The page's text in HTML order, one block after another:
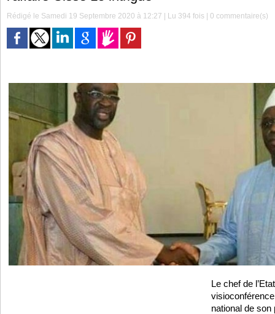
Rédigé le Samedi 19 Septembre 2020 à 12:27 | Lu 394 fois |0 commentaire(s)
Le chef de
national de son